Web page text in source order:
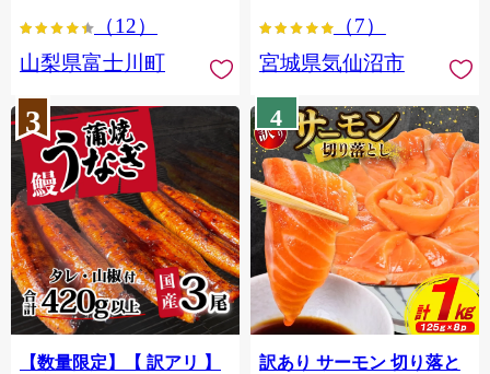
大粒 種なし 先行予約 富士
円 九千円
（12）
山梨県富士川町
（7）
宮城県気仙沼市
3
【数量限定】【 訳アリ 】
4
訳あり サーモン 切り落と